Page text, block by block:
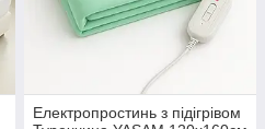
Електропростинь з підігрівом